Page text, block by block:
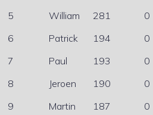
5
William 281 0
6
Patrick 194 0
7
Paul 193 0
8
Jeroen 190 0
9
Martin 187 0